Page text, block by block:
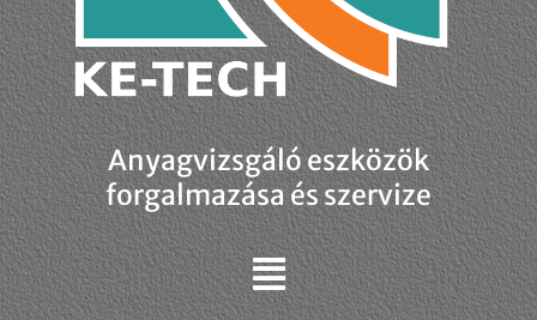
Anyagvizsgáló eszközök
forgalmazása és szervize